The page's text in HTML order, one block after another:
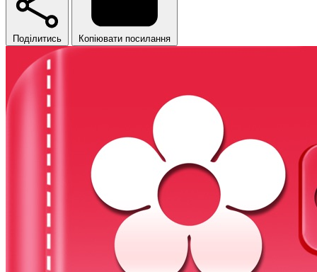
Поділитись Копіювати посилання